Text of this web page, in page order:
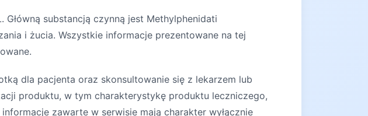
substancją czynną jest Methylphenidati
i żucia. Wszystkie informacje prezentowane na tej
dla pacjenta oraz skonsultowanie się z lekarzem lub
produktu, w tym charakterystykę produktu leczniczego,
zawarte w serwisie mają charakter wyłącznie